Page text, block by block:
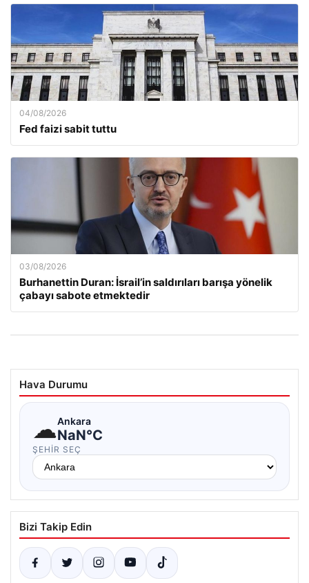
04/08/2026
Fed faizi sabit tuttu
03/08/2026
Burhanettin Duran: İsrail’in saldırıları barışa yönelik
çabayı sabote etmektedir
Hava Durumu
☁Ankara
NaN°C
ŞEHIR SEÇ
Bizi Takip Edin